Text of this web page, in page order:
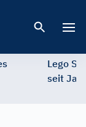
Lego
seit